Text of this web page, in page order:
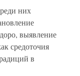
них
выявление
средоточия
в